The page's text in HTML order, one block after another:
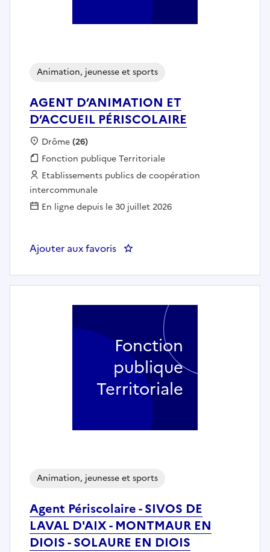
AGENT D’ANIMATION ET
D’ACCUEIL PÉRISCOLAIRE
Animation, jeunesse et sports
Localisation :
Drôme(26)
Fonction publique :
Fonction publique Territoriale
Employeur :
Etablissements publics de coopération
intercommunale
En ligne depuis le 30 juillet 2026
Ajouter aux favoris : AGENT D’ANIMATION ET
Agent Périscolaire - SIVOS DE
LAVAL D'AIX - MONTMAUR EN
DIOIS - SOLAURE EN DIOIS
Animation, jeunesse et sports
Fonction
publique
Territoriale